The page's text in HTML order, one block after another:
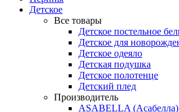
Детское
Все товары
Детское постельное
Детское для
Детское одеяло
Детская подушка
Детское полотенце
Детский плед
Производитель
ASABELLA